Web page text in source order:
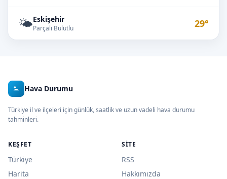
🌤️Eskişehir
Parçalı Bulutlu 29°
Hava Durumu
Türkiye il ve ilçeleri için günlük, saatlik ve uzun vadeli hava durumu
tahminleri.
KEŞFET
Türkiye
Harita
SITE
RSS
Hakkımızda